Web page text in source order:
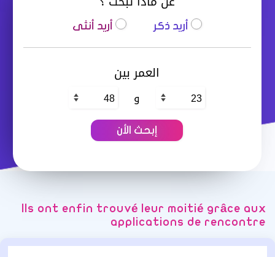
أريد ذكر أريد أنثى
العمر بين
و
Ils ont enfin trouvé leur moitié grâce aux
applications de rencontre